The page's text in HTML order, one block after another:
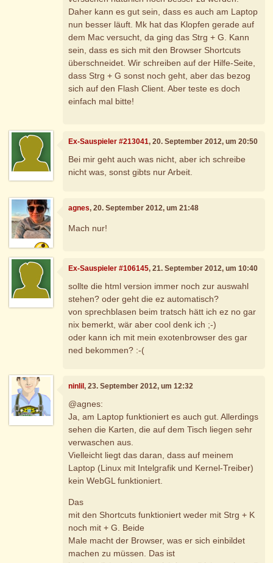
Daher kann es gut sein, dass es auch am Laptop
nun besser läuft. Mk hat das Klopfen gerade auf
dem Mac versucht, da ging das Strg + G. Kann
sein, dass es sich mit den Browser Shortcuts
überschneidet. Wir schreiben auf der Hilfe-Seite,
dass Strg + G sonst noch geht, aber das bezog
sich auf den Flash Client. Aber teste es doch
einfach mal bitte!
Ex-Sauspieler #213041, 20. September 2012, um 20:50
Bei mir geht auch was nicht, aber ich schreibe
nicht was, sonst gibts nur Arbeit.
agnes, 20. September 2012, um 21:48
Mach nur!
Ex-Sauspieler #106145, 21. September 2012, um 10:40
sollte die html version immer noch zur auswahl
stehen? oder geht die ez automatisch?
von sprechblasen beim tratsch hätt ich ez no gar
nix bemerkt, wär aber cool denk ich ;-)
oder kann ich mit mein exotenbrowser des gar
ned bekommen? :-(
ninlil, 23. September 2012, um 12:32
@agnes:
Ja, am Laptop funktioniert es auch gut. Allerdings
sehen die Karten, die auf dem Tisch liegen sehr
verwaschen aus.
Vielleicht liegt das daran, dass auf meinem
Laptop (Linux mit Intelgrafik und Kernel-Treiber)
kein WebGL funktioniert.
Das
mit den Shortcuts funktioniert weder mit Strg + K
noch mit + G. Beide
Male macht der Browser, was er sich einbildet
machen zu müssen. Das ist